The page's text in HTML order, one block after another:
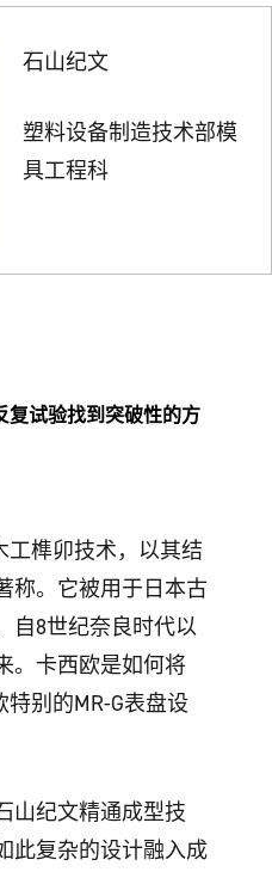
石山纪文
塑料设备制造技术部模
具工程科
复试验找到突破性的方
工榫卯技术，以其结
称。它被用于日本古
自8世纪奈良时代以
。卡西欧是如何将
别的MR-G表盘设
山纪文精通成型技
此复杂的设计融入成